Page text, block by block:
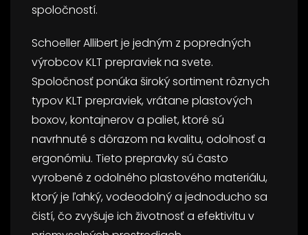
spoločností.
Schoeller Allibert je jedným z popredných
výrobcov KLT prepraviek na svete.
Spoločnosť ponúka široký sortiment rôznych
typov KLT prepraviek, vrátane plastových
boxov, kontajnerov a paliet, ktoré sú
navrhnuté s dôrazom na kvalitu, odolnosť a
ergonómiu. Tieto prepravky sú často
vyrobené z odolného plastového materiálu,
ktorý je ľahký, vodeodolný a jednoducho sa
čistí, čo zvyšuje ich životnosť a efektivitu v